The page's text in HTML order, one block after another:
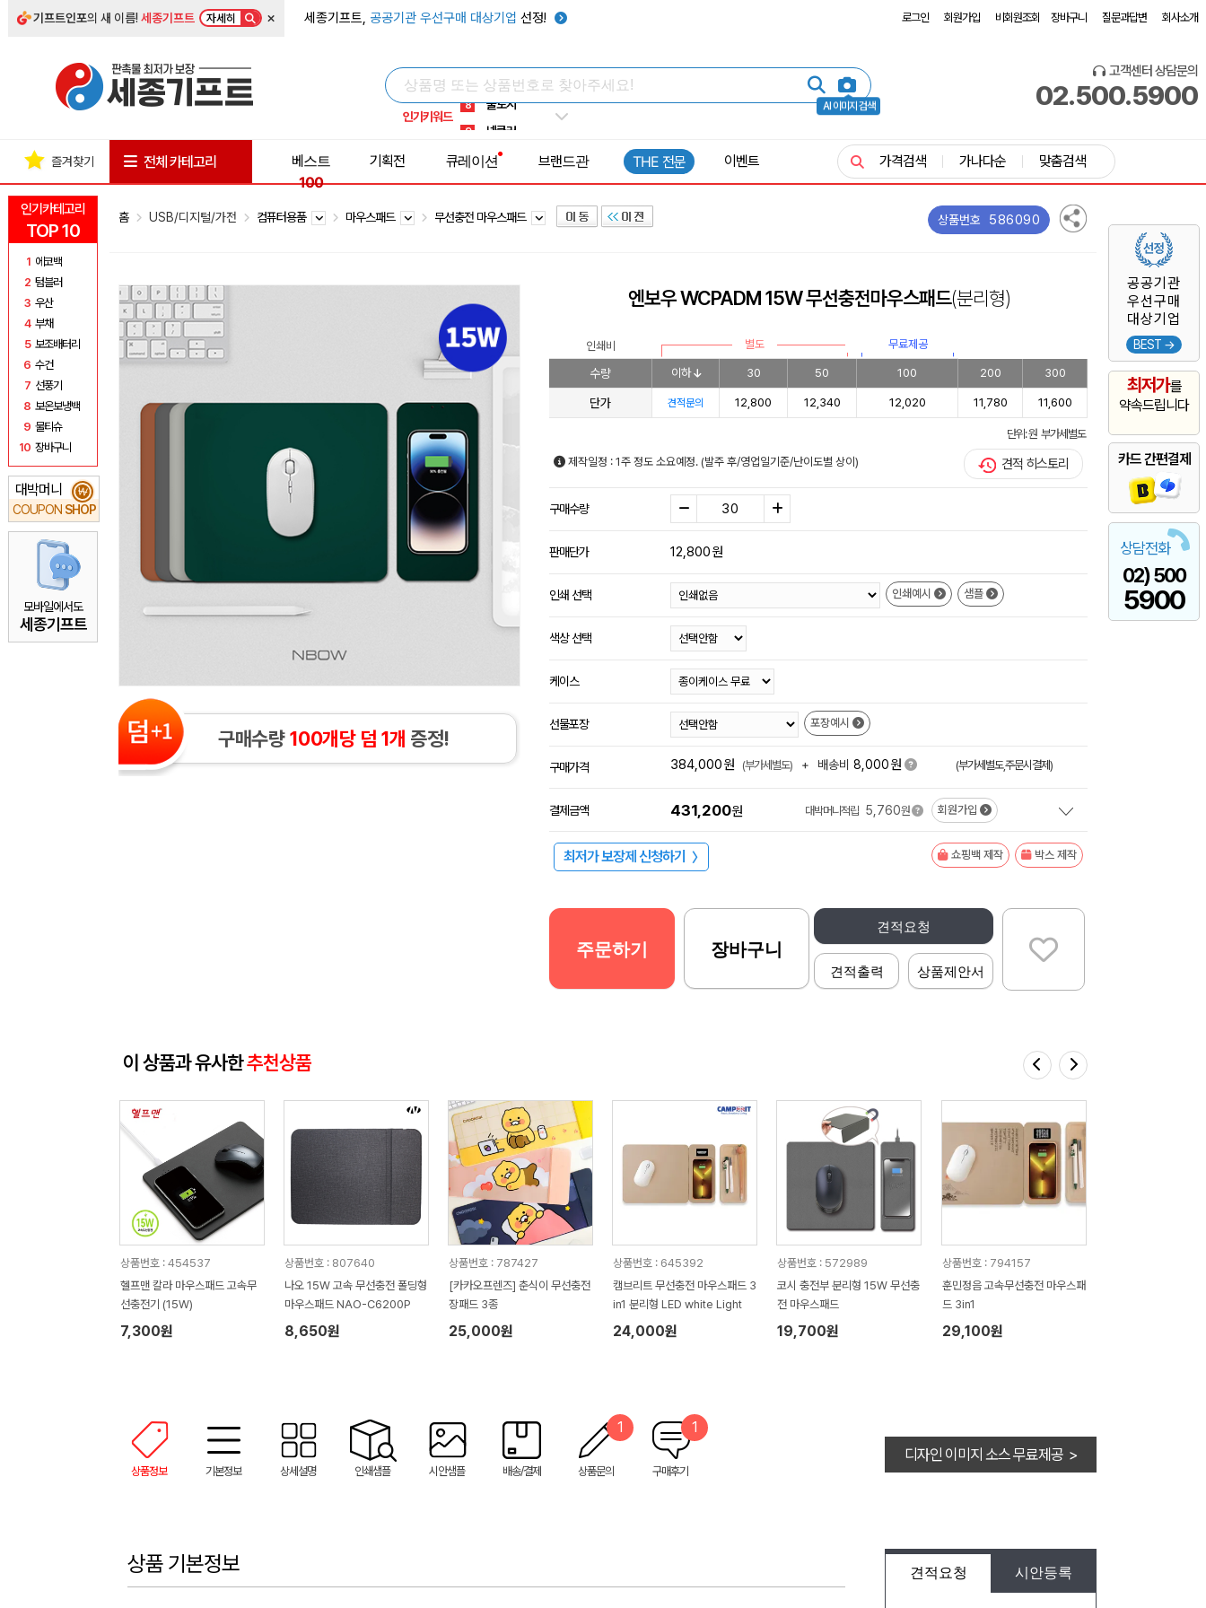
기프트인포의 새 이름!세종기프트 자세히 × 세종기프트, 공공기관 우선구매 대상기업 선정! 로그인 회원가입 비회원조회 장바구니 질문과답변 회사소개
AI 이미지 검색
인기키워드
5 키캡
8 쿨토시
1 선풍기
고객센터 상담문의
02.500.5900
인기카테고리
TOP 10
1 에코백
2 텀블러
3 우산
4 부채
5 보조배터리
6 수건
7 선풍기
8 보온보냉백
9 물티슈
10 장바구니
대박머니
COUPON SHOP
₩
모바일에서도
세종기프트
공공기관
우선구매
대상기업
BEST →
최저가를
약속드립니다
카드 간편결제
상담전화
02) 500
5900
즐겨찾기 전체 카테고리
베스트
100
기획전 큐레이션 브랜드관 THE 전문 이벤트 가격검색 가나다순 맞춤검색
홈 USB/디지털/가전 컴퓨터용품 마우스패드 무선충전 마우스패드 상품번호 586090
구매수량100개당 덤 1개 증정!
엔보우 WCPADM 15W 무선충전마우스패드(분리형)
인쇄비 별도 무료제공
수량 이하 30 50 100 200 300
단가 견적문의 12,800 12,340 12,020 11,780 11,600
단위: 원 부가세별도
제작일정 : 1주 정도 소요예정. (발주 후/영업일기준/난이도별 상이) 견적 히스토리
구매수량
판매단가 12,800원
인쇄 선택 인쇄예시 샘플
색상 선택
케이스
선물포장 포장예시
구매가격 384,000원 (부가세별도) + 배송비 8,000원 (부가세별도,주문시결제)
결제금액 431,200원 대박머니적립 5,760원 회원가입
최저가 보장제 신청하기 〉 쇼핑백 제작 박스 제작
견적요청
견적출력 상품제안서
주문하기 장바구니
이 상품과 유사한추천상품
상품번호 : 454537
헬프맨 칼라 마우스패드 고속무
선충전기 (15W)
7,300원
상품번호 : 807640
나오 15W 고속 무선충전 폴딩형
마우스패드 NAO-C6200P
8,650원
상품번호 : 787427
[카카오프렌즈] 춘식이 무선충전
장패드 3종
25,000원
상품번호 : 645392
캠브리트 무선충전 마우스패드 3
in1 분리형 LED white Light
24,000원
상품번호 : 572989
코시 충전부 분리형 15W 무선충
전 마우스패드
19,700원
상품번호 : 794157
훈민정음 고속무선충전 마우스패
드 3in1
29,100원
상품정보 기본정보 상세설명 인쇄샘플 시안샘플 배송/결제 상품문의
1
구매후기
1
디자인 이미지 소스 무료제공 >
견적요청 시안등록
상품 기본정보